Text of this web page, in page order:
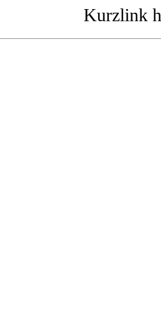
Kurzlink